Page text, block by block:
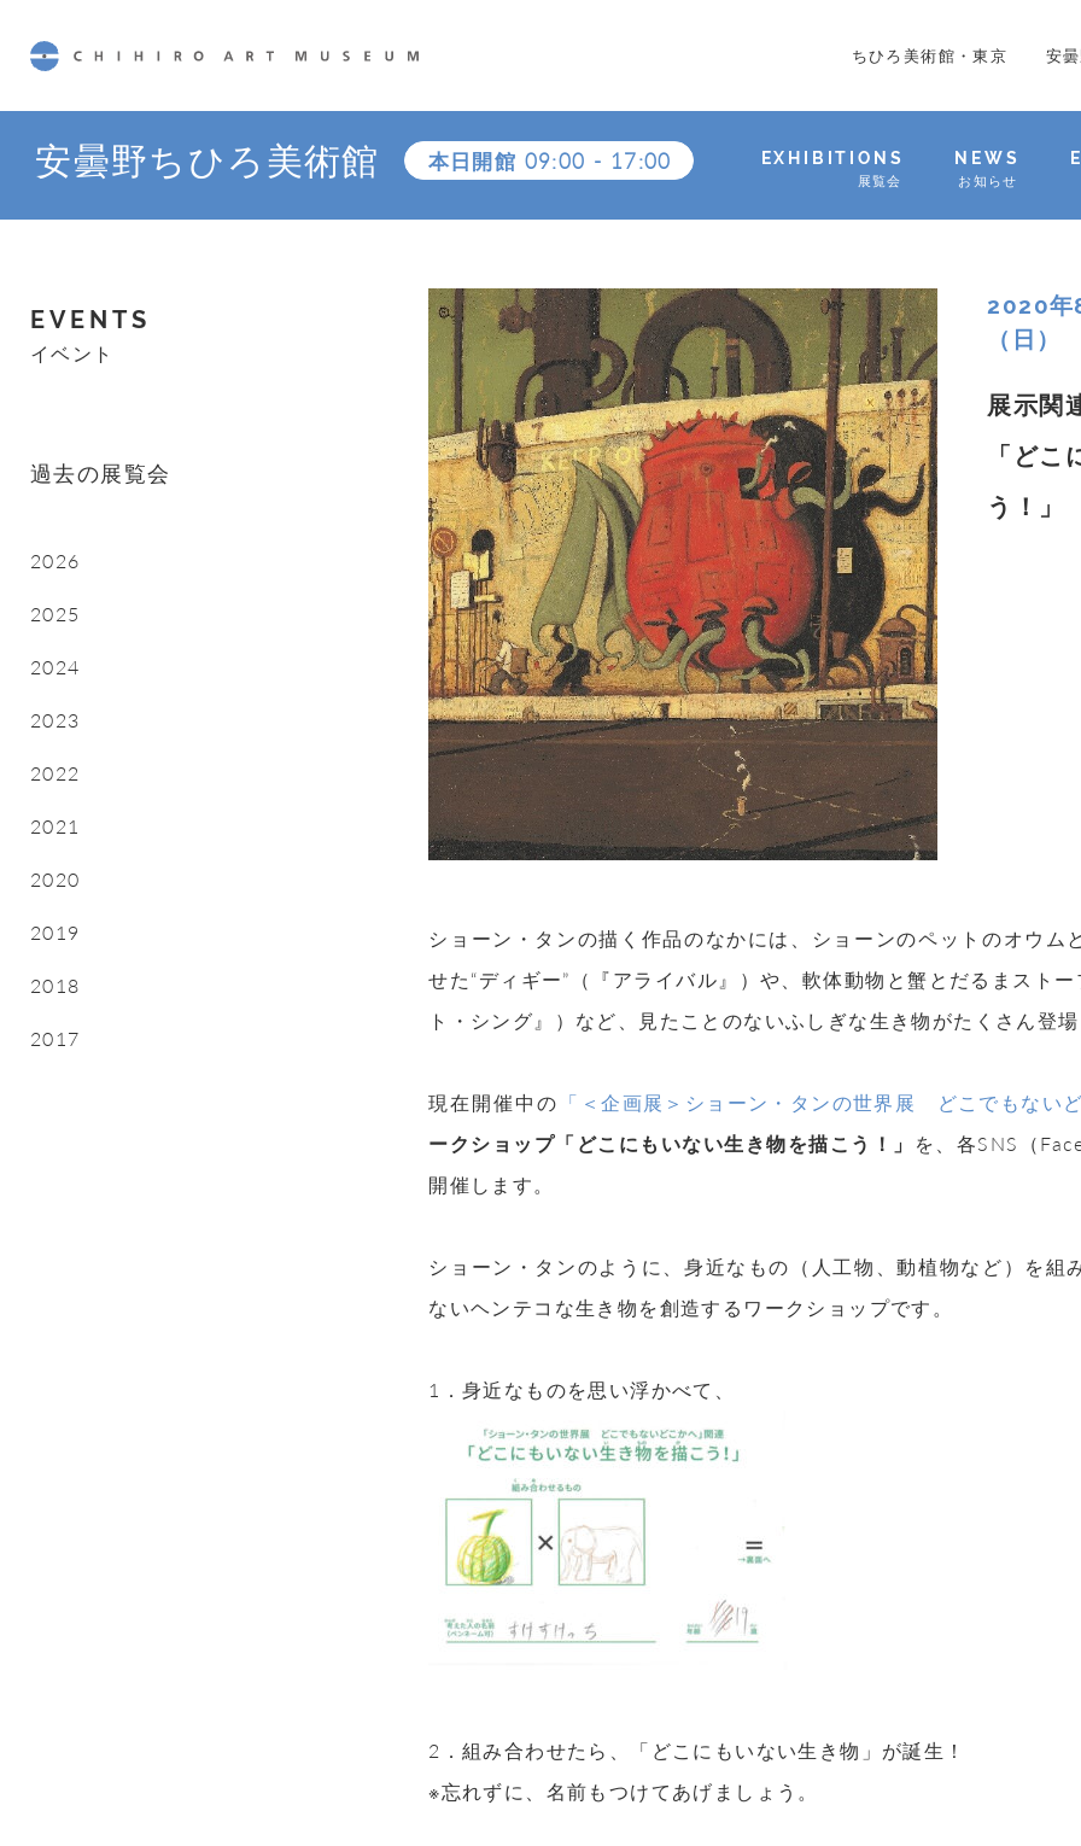
ちひろ美術館・東京 安
安曇野ちひろ美術館 本日開館 09:00 - 17:00 EXHIBITIONS
展覧会
NEWS
お知らせ
2020年
（日）
展示関
「ど
う！」
ショーン・タンの描く作品のなかには、ショーンのペットのオウム
せた“ディギー”（『アライバル』）や、軟体動物と蟹とだるまスト
ト・シング』）など、見たことのないふしぎな生き物がたくさん登
現在開催中の 「＜企画展＞ショーン・タンの世界展 どこでもない
ークショップ「どこにもいない生き物を描こう！」 を、各SNS（
開催します。
ショーン・タンのように、身近なもの（人工物、動植物など）を組
ないヘンテコな生き物を創造するワークショップです。
1．身近なものを思い浮かべて、
2．組み合わせたら、「どこにもいない生き物」が誕生！
※忘れずに、名前もつけてあげましょう。
EVENTS
イベント
過去の展覧会
2026
2025
2024
2023
2022
2021
2020
2019
2018
2017